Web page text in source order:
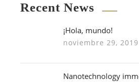
Recent News
¡Hola, mundo!
noviembre 29, 2019
Nanotechnology